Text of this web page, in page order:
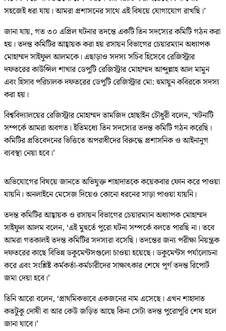
সহজেই ধরা যায়। আমরা প্রশাসনের সাথে এই বিষয়ে যোগাযোগ রাখছি।’
জানা যায়, গত ৩০ এপ্রিল ঘটনার তদন্তে একটি তিন সদস্যের কমিটি গঠন করা
হয়। তদন্ত কমিটির আহ্বায়ক করা হয় রসায়ন বিভাগের চেয়ারম্যান অধ্যাপক
মোহাম্মদ সাইফুল আলমকে। এছাড়াও সদস্য সচিব হিসেবে রেজিস্ট্রার
দফতরের কাউন্সিল শাখার ডেপুটি রেজিস্ট্রার মোহাম্মদ আব্দুল্লাহ আল মামুন
এবং হিসাব পরিচালক দফতরের ডেপুটি রেজিস্ট্রার মো: হুমায়ুন কবিরকে সদস্য
করা হয়।
বিশ্ববিদ্যালয়ের রেজিস্ট্রার মোহাম্মদ তামজিদ হোছাইন চৌধুরী বলেন, ‘ঘটনাটি
সম্পর্কে আমরা অবগত। ইতিমধ্যে তিন সদস্যের তদন্ত কমিটি গঠন করেছি।
কমিটির প্রতিবেদনের ভিত্তিতে অপরাধীদের বিরুদ্ধে প্রশাসনিক ও আইনানুগ
ব্যবস্থা নেয়া হবে।’
অভিযোগের বিষয়ে জানতে অভিযুক্ত শাহাদাতকে কয়েকবার ফোন করে পাওয়া
যায়নি। অনলাইনে মেসেজ দিয়েও কোনো ধরনের সাড়া পাওয়া যায়নি।
তদন্ত কমিটির আহ্বায়ক ও রসায়ন বিভাগের চেয়ারম্যান অধ্যাপক মোহাম্মদ
সাইফুল আলম বলেন, ‘এই মুহুর্তে পুরো ঘটনা সম্পর্কে বলতে পারছি না। তবে
আমরা গতকালই তদন্ত কমিটির সদস্যরা বসেছি। তদন্তের জন্য পরীক্ষা নিয়ন্ত্রক
দফতরের কাছে বিভিন্ন ডকুমেন্টসগুলো চাওয়া হয়েছে। ডকুমেন্টস পর্যালোচনা
করে এবং সংশ্লিষ্ট কর্মকর্তা-কর্মচারীদের সাক্ষাৎকার শেষে পূর্ণ তদন্ত রিপোর্ট
জমা দেয়া হবে।’
তিনি আরো বলেন, ‘প্রাথমিকভাবে একজনের নাম এসেছে। এখন শাহাদাত
কতটুকু দোষী বা আর কেউ জড়িত আছে কিনা সেটা তদন্ত পুরোপুরি শেষ হলে
জানা যাবে।’